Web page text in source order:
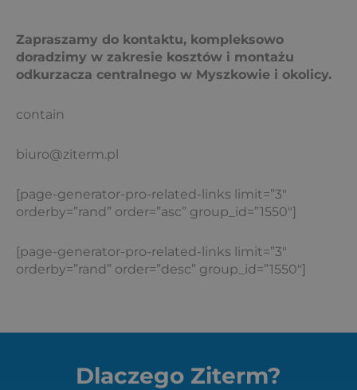
Zapraszamy do kontaktu, kompleksowo
doradzimy w zakresie kosztów i montażu
odkurzacza centralnego w Myszkowie i okolicy.
contain
biuro@ziterm.pl
[page-generator-pro-related-links limit=”3″
orderby=”rand” order=”asc” group_id=”1550″]
[page-generator-pro-related-links limit=”3″
orderby=”rand” order=”desc” group_id=”1550″]
Dlaczego Ziterm?